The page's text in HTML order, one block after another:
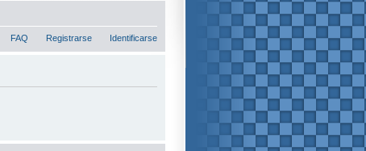
FAQ Registrarse Identificarse